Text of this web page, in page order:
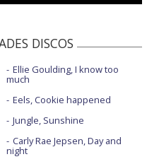
DISCOS
Ellie Goulding, I know too
much
Eels, Cookie happened
Jungle, Sunshine
Carly Rae Jepsen, Day and
night